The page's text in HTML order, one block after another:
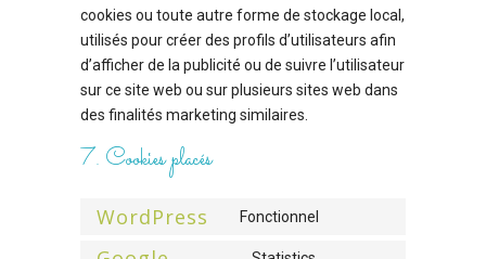
cookies ou toute autre forme de stockage local,
utilisés pour créer des profils d’utilisateurs afin
d’afficher de la publicité ou de suivre l’utilisateur
sur ce site web ou sur plusieurs sites web dans
des finalités marketing similaires.
7. Cookies placés
WordPress Fonctionnel